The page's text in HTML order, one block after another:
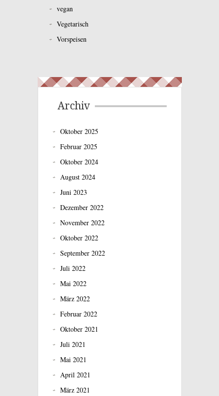
vegan
Vegetarisch
Vorspeisen
Archiv
Oktober 2025
Februar 2025
Oktober 2024
August 2024
Juni 2023
Dezember 2022
November 2022
Oktober 2022
September 2022
Juli 2022
Mai 2022
März 2022
Februar 2022
Oktober 2021
Juli 2021
Mai 2021
April 2021
März 2021